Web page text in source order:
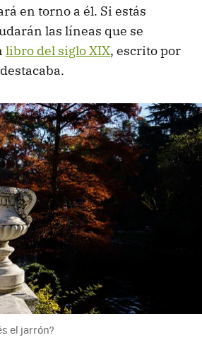
en torno a él. Si estás
las líneas que se
libro del siglo XIX, escrito por
el jarrón?